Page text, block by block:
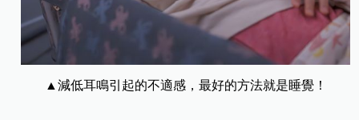
▲減低耳鳴引起的不適感，最好的方法就是睡覺！